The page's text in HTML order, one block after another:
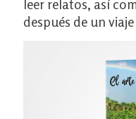
leer relatos, así
después de un